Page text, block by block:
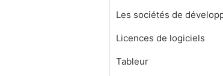
Licences de logiciels
Tableur